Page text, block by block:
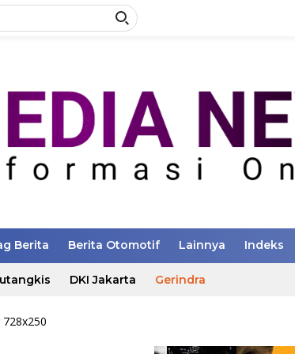
Berita Berita Otomotif Lainnya Indeks
DKI Jakarta Gerindra